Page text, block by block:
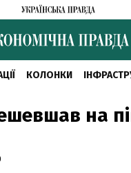
КОЛОНКИ
на